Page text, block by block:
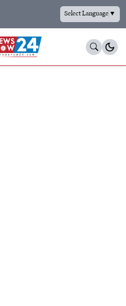
Select Language▼